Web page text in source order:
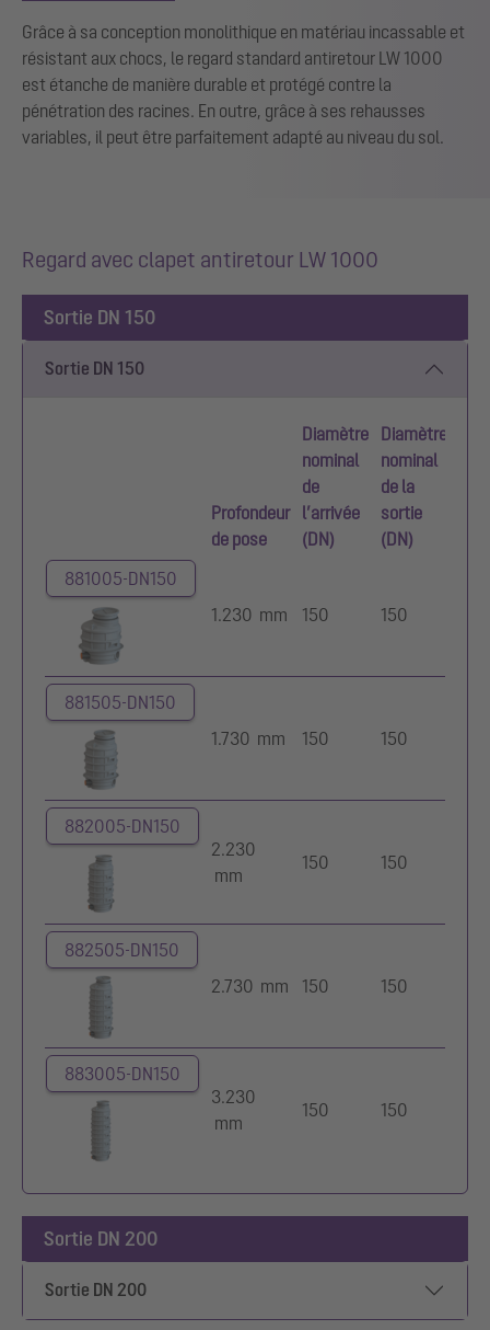
Grâce à sa conception monolithique en matériau incassable et
résistant aux chocs, le regard standard antiretour LW 1000
est étanche de manière durable et protégé contre la
pénétration des racines. En outre, grâce à ses rehausses
variables, il peut être parfaitement adapté au niveau du sol.
Regard avec clapet antiretour LW 1000
Sortie DN 150
Sortie DN 150
Profondeur
de pose
Diamètre
nominal
de
l’arrivée
(DN)
Diamètre
nominal
de la
sortie
(DN)
881005-DN150
1.230 mm
150 150
881505-DN150
1.730 mm
150 150
882005-DN150
2.230
mm
150 150
882505-DN150
2.730 mm
150 150
883005-DN150
3.230
mm
150 150
Sortie DN 200
Sortie DN 200